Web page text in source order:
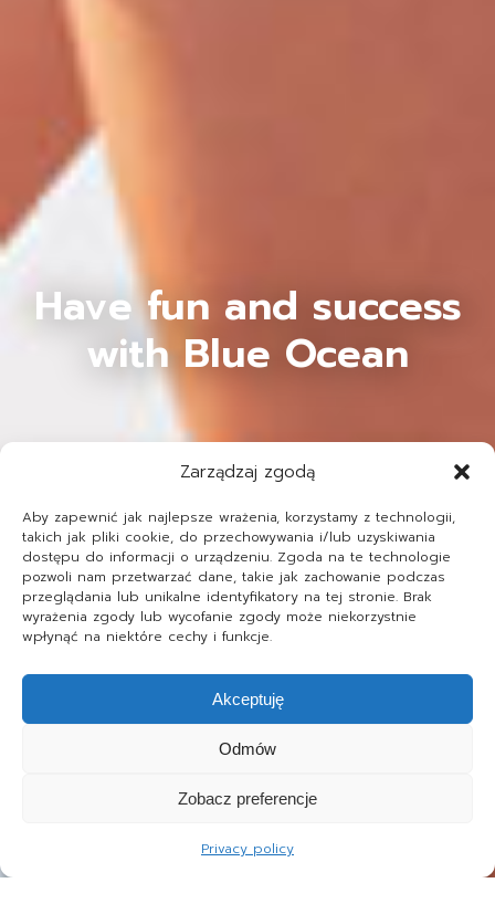
Zarządzaj zgodą
Aby zapewnić jak najlepsze wrażenia, korzystamy z technologii,
takich jak pliki cookie, do przechowywania i/lub uzyskiwania
dostępu do informacji o urządzeniu. Zgoda na te technologie
pozwoli nam przetwarzać dane, takie jak zachowanie podczas
przeglądania lub unikalne identyfikatory na tej stronie. Brak
wyrażenia zgody lub wycofanie zgody może niekorzystnie
wpłynąć na niektóre cechy i funkcje.
Akceptuję
Odmów
Zobacz preferencje
Privacy policy
Have fun and success
with Blue Ocean